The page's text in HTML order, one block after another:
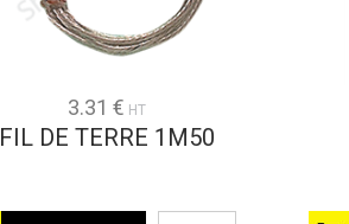
3.31 € HT
FIL DE TERRE 1M50